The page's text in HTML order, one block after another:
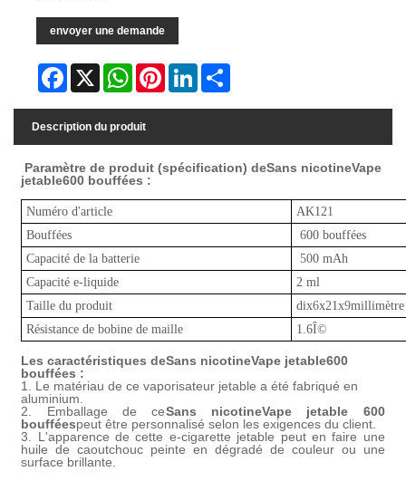
envoyer une demande
Facebook
X WhatsAppPinterestLinkedIn
Description du produit
Paramètre de produit (spécification) deSans nicotineVape
jetable600 bouffées :
Numéro d'article AK121
Bouffées
600 bouffées
Capacité de la batterie
500 mAh
Capacité e-liquide
2 ml
Taille du produit
dix6x21x9millimètre
Résistance de bobine de maille
1.6Î©
Les caractéristiques deSans nicotineVape jetable600
bouffées :
1. Le matériau de ce vaporisateur jetable a été fabriqué en
aluminium.
2. Emballage de ceSans nicotineVape jetable 600
boufféespeut être personnalisé selon les exigences du client.
3. L'apparence de cette e-cigarette jetable peut en faire une
huile de caoutchouc peinte en dégradé de couleur ou une
surface brillante.